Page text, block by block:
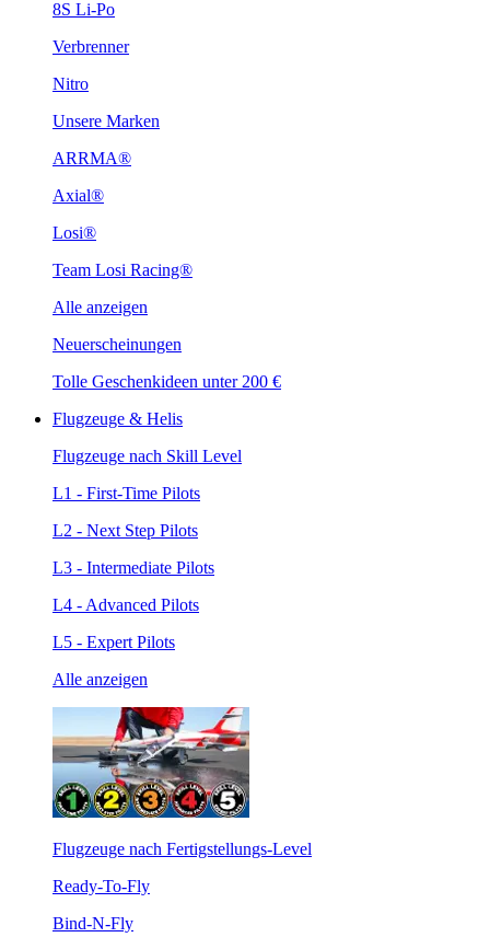
8S Li-Po
Verbrenner
Nitro
Unsere Marken
ARRMA®
Axial®
Losi®
Team Losi Racing®
Alle anzeigen
Neuerscheinungen
Tolle Geschenkideen unter 200 €
Flugzeuge & Helis
Flugzeuge nach Skill Level
L1 - First-Time Pilots
L2 - Next Step Pilots
L3 - Intermediate Pilots
L4 - Advanced Pilots
L5 - Expert Pilots
Alle anzeigen
Flugzeuge nach Fertigstellungs-Level
Ready-To-Fly
Bind-N-Fly